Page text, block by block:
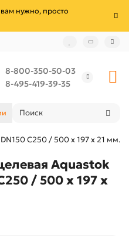
нужно, просто
8-800-350-50-03
8-495-419-39-35
C250 / 500 х 197 х 21 мм.
Aquastok
/ 500 х 197 х